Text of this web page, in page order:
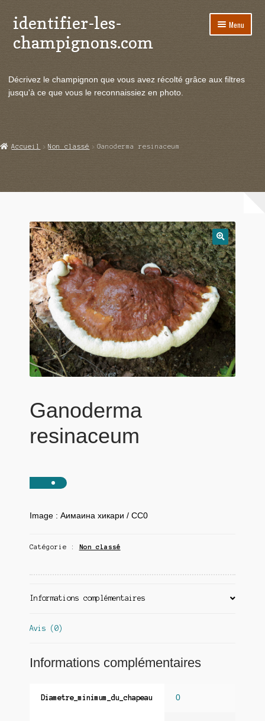
Aller
à
la
Aller
au
contenu
identifier-les-
champignons.com
Menu
le
Actualités
Echanges et contacts
Décrivez le champignon que vous avez récolté grâce aux filtres
jusqu'à ce que vous le reconnaissiez en photo.
Accueil Non classé Ganoderma resinaceum
Ganoderma
resinaceum
Image : Аимаина хикари / CC0
Catégorie : Non classé
Informations complémentaires
Avis (0)
Informations complémentaires
Diametre_minimum_du_chapeau 0